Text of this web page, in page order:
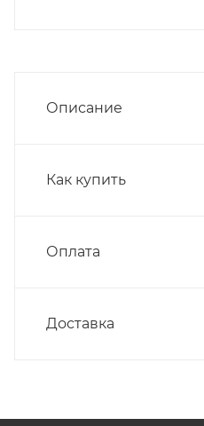
Описание
Как купить
Оплата
Доставка